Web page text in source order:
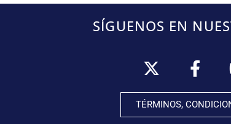
SÍGUENOS EN
TÉRMINOS,